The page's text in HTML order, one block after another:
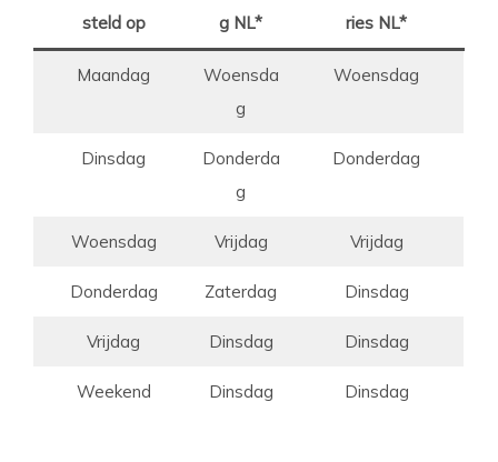
steld op
g NL*
ries NL*
Maandag
Woensda
g
Woensdag
Dinsdag
Donderda
g
Donderdag
Woensdag Vrijdag Vrijdag
Donderdag Zaterdag Dinsdag
Vrijdag Dinsdag Dinsdag
Weekend Dinsdag Dinsdag